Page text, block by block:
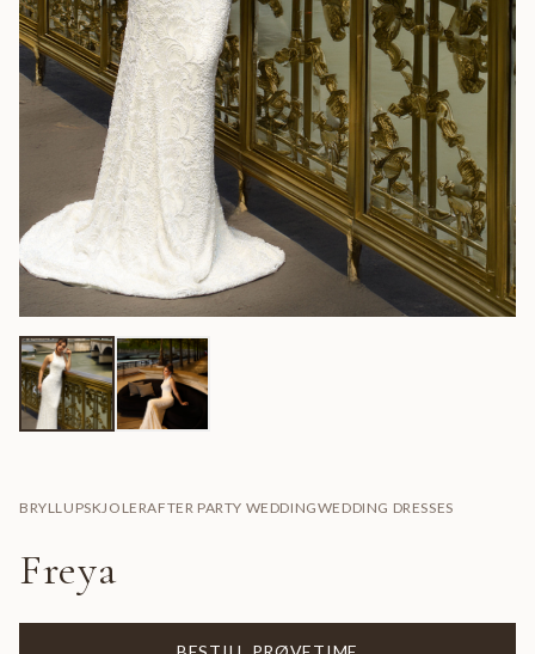
BRYLLUPSKJOLERAFTER PARTY WEDDINGWEDDING DRESSES
Freya